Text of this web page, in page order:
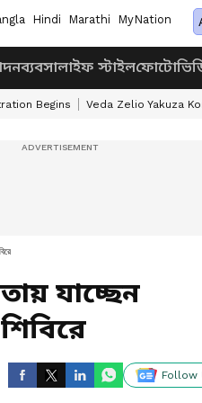
Hindi Marathi MyNation
ব্যবসালাইফ স্টাইলফোটো
Begins Veda Zelio Yakuza
যাচ্ছেন
Follow